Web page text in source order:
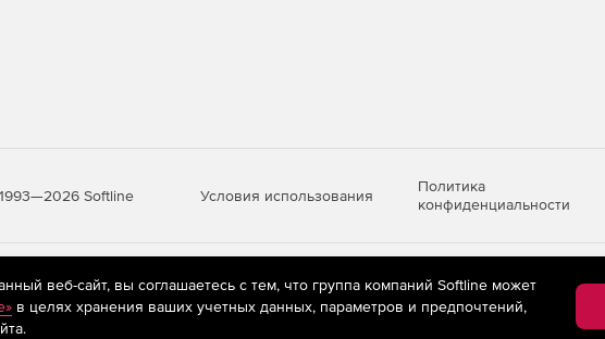
Softline Условия использования
Политика
конфиденциальности
рекомендательные технологии(информационные технологии
пользователей сети «Интернет», находящихся на территории
веб-сайт, вы соглашаетесь с тем, что группа компаний Softline может
в целях хранения ваших учетных данных, параметров и предпочтений,